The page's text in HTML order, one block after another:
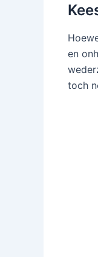
en
toch